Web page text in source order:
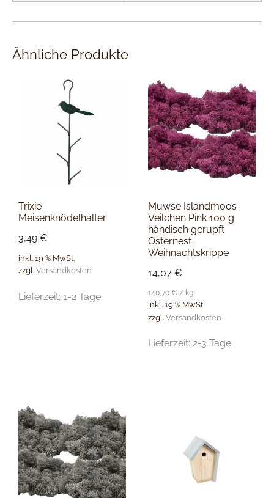
Ähnliche Produkte
Trixie
Meisenknödelhalter
3,49 €
inkl. 19 % MwSt.
zzgl. Versandkosten
Lieferzeit: 1-2 Tage
Muwse Islandmoos
Veilchen Pink 100 g
händisch gerupft
Osternest
Weihnachtskrippe
14,07€
140,70€ / kg
inkl. 19 % MwSt.
zzgl.Versandkosten
Lieferzeit: 2-3 Tage